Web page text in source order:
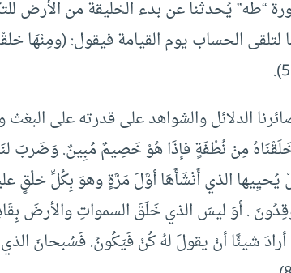
القرآن في سورة “طه” يُحدثنا عن بدء الخليقة من الأرض
الحساب يوم القيامة فيقول: (ومِنْهَا
الدلائل والشواهد على قدرته على البعْث
خَلَقْنَاهُ مِنْ نُطْفَةٍ فإذَا هُوْ خَصِيمٌ مُبِينٌ. وَضَربَ
الذي أَنْشَأَهَا أوَّلَ مَرَّةٍ وهوَ بِكُلِّ خلْقٍ
. أوَ ليسَ الذي خَلَقَ السمواتِ والأرضَ
أرادَ شيئًا أنْ يقولَ لهُ كُنْ فَيَكُونُ. فَسُبحانَ